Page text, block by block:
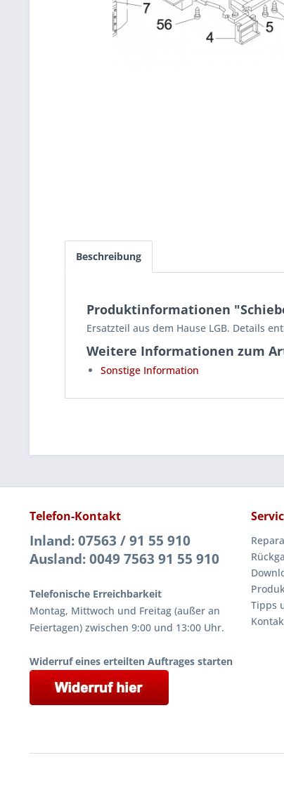
Beschreibung
Produktinformationen
Ersatzteil aus dem Hause LGB. Details
Weitere Informationen zum
Sonstige Information
Telefon-Kontakt
Inland: 07563 / 91 55 910
Ausland: 0049 7563 91 55 910
Telefonische Erreichbarkeit
Montag, Mittwoch und Freitag (außer an
Feiertagen) zwischen 9:00 und 13:00 Uhr.
Widerruf eines erteilten Auftrages starten
Tipps